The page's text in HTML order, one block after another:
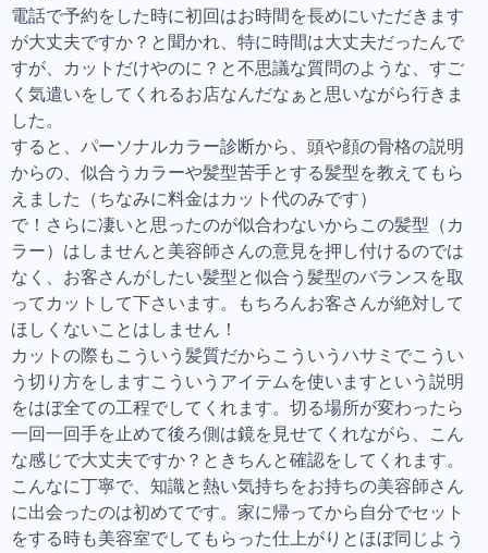
電話で予約をした時に初回はお時間を長めにいただきます
が大丈夫ですか？と聞かれ、特に時間は大丈夫だったんで
すが、カットだけやのに？と不思議な質問のような、すご
く気遣いをしてくれるお店なんだなぁと思いながら行きま
した。
すると、パーソナルカラー診断から、頭や顔の骨格の説明
からの、似合うカラーや髪型苦手とする髪型を教えてもら
えました（ちなみに料金はカット代のみです）
で！さらに凄いと思ったのが似合わないからこの髪型（カ
ラー）はしませんと美容師さんの意見を押し付けるのでは
なく、お客さんがしたい髪型と似合う髪型のバランスを取
ってカットして下さいます。もちろんお客さんが絶対して
ほしくないことはしません！
カットの際もこういう髪質だからこういうハサミでこうい
う切り方をしますこういうアイテムを使いますという説明
をはぼ全ての工程でしてくれます。切る場所が変わったら
一回一回手を止めて後ろ側は鏡を見せてくれながら、こん
な感じで大丈夫ですか？ときちんと確認をしてくれます。
こんなに丁寧で、知識と熱い気持ちをお持ちの美容師さん
に出会ったのは初めてです。家に帰ってから自分でセット
をする時も美容室でしてもらった仕上がりとほぼ同じよう